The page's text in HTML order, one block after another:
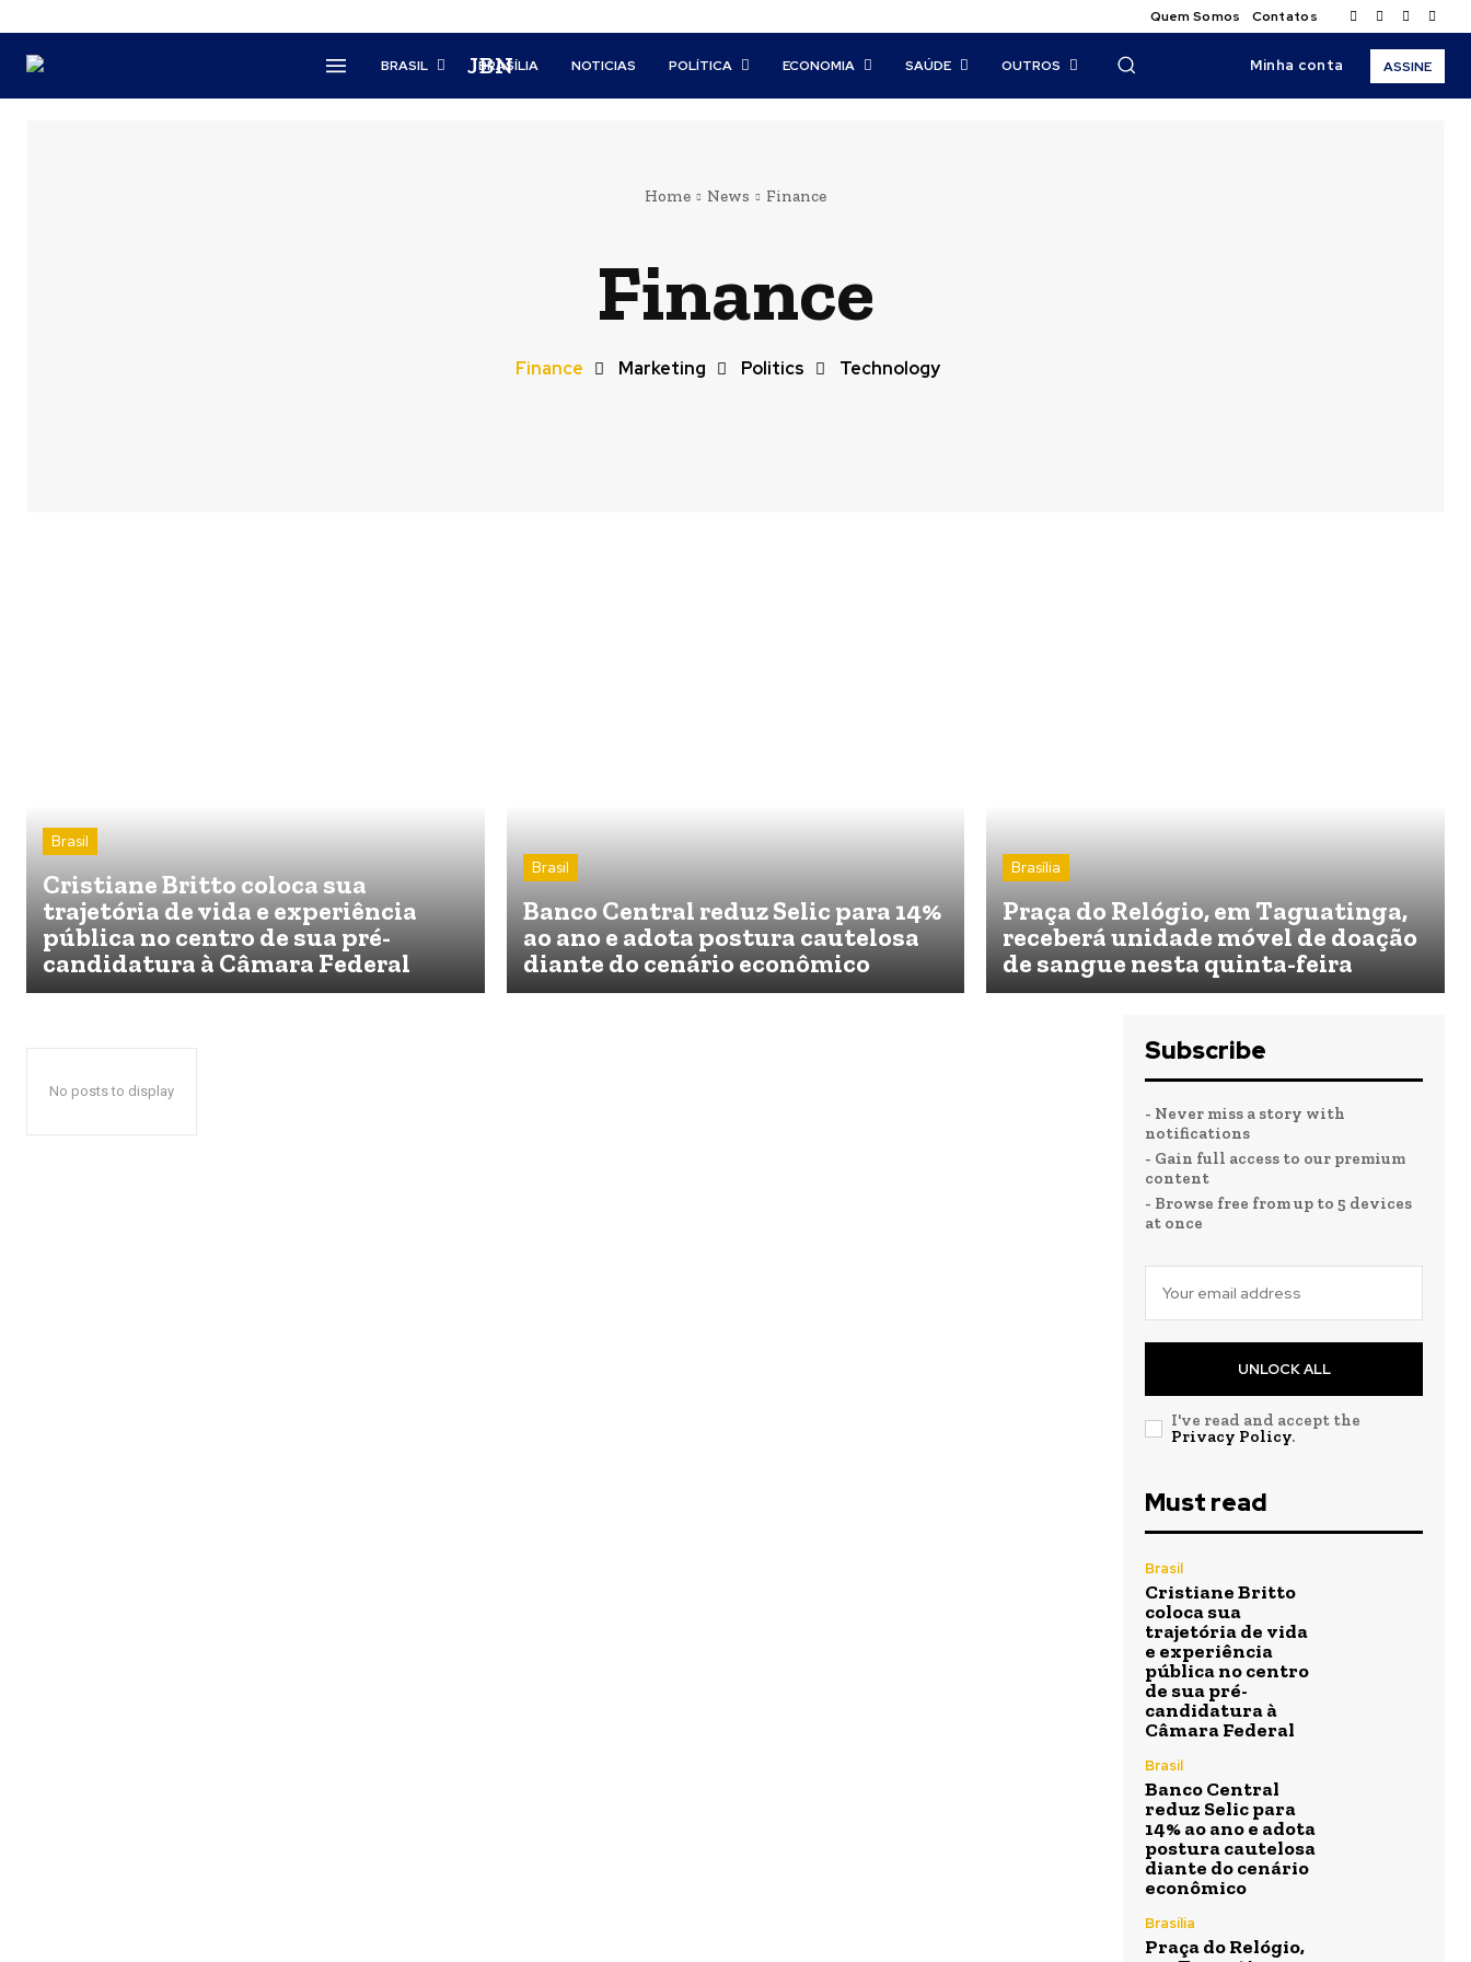
Quem Somos Contatos
JBN
BRASIL BRASÍLIA NOTICIAS POLÍTICA ECONOMIA SAÚDE OUTROS Minha conta ASSINE
Home News Finance
Finance
Finance Marketing Politics Technology
Brasil
Cristiane Britto coloca sua
trajetória de vida e experiência
pública no centro de sua pré-
candidatura à Câmara Federal
Brasil
Banco Central reduz Selic para 14%
ao ano e adota postura cautelosa
diante do cenário econômico
Brasília
Praça do Relógio, em Taguatinga,
receberá unidade móvel de doação
de sangue nesta quinta-feira
No posts to display
Subscribe
- Never miss a story with
notifications
- Gain full access to our premium
content
- Browse free from up to 5 devices
at once
UNLOCK ALL
I've read and accept the
Privacy Policy.
Must read
Brasil
Cristiane Britto
coloca sua
trajetória de vida
e experiência
pública no centro
de sua pré-
candidatura à
Câmara Federal
Brasil
Banco Central
reduz Selic para
14% ao ano e adota
postura cautelosa
diante do cenário
econômico
Brasília
Praça do Relógio,